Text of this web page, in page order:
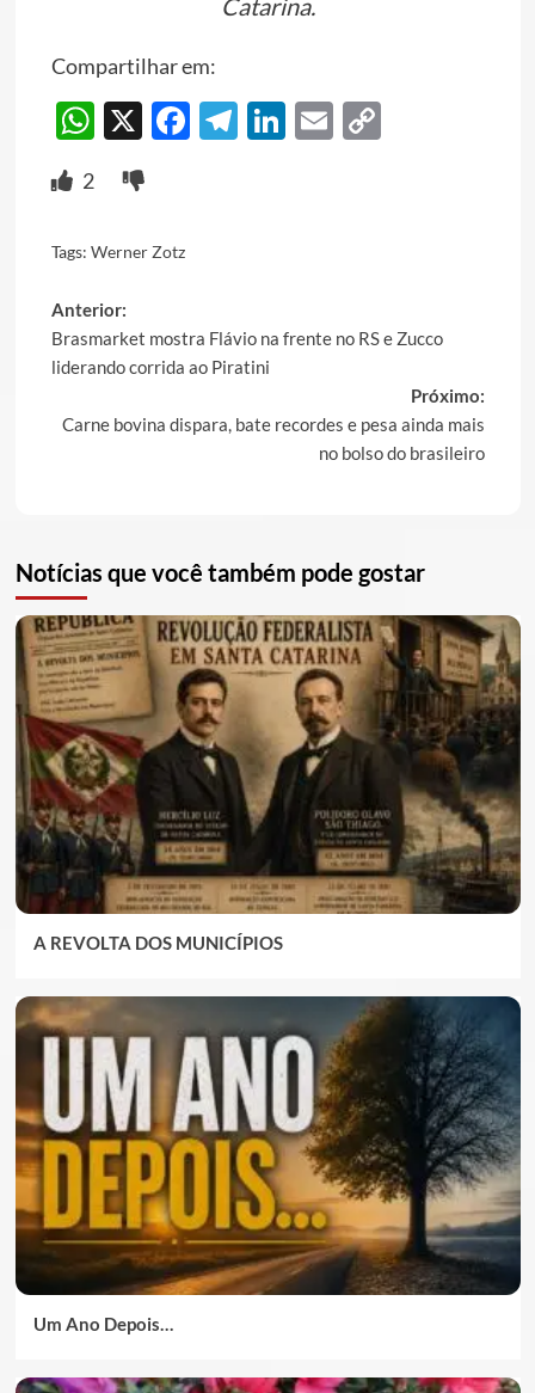
Catarina.
Compartilhar em:
WhatsApp
X Facebook
Telegram
LinkedIn
EmailCopy
2
Tags: Werner Zotz
Post
navigation
Anterior:
Brasmarket mostra Flávio na frente no RS e Zucco
liderando corrida ao Piratini
Próximo:
Carne bovina dispara, bate recordes e pesa ainda mais
no bolso do brasileiro
Notícias que você também pode gostar
A REVOLTA DOS MUNICÍPIOS
Um Ano Depois…